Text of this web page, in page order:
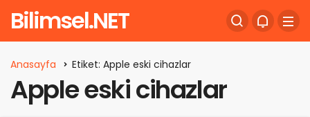
Bilimsel.NET
Anasayfa Etiket: Apple eski cihazlar
Apple eski cihazlar